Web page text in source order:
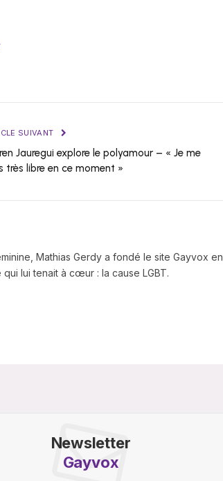
SUIVANT
Jauregui explore le polyamour – « Je me
très libre en ce moment »
Mathias Gerdy a fondé le site Gayvox en
lui tenait à cœur : la cause LGBT.
Newsletter
Gayvox